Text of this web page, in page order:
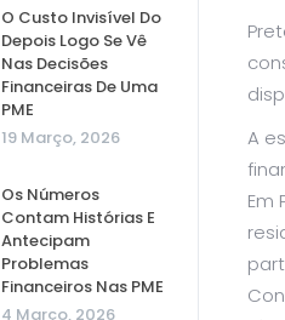
O Custo Invisível Do
Depois Logo Se Vê
Nas Decisões
Financeiras De Uma
PME
19 Março, 2026
Os Números
Contam Histórias E
Antecipam
Problemas
Financeiros Nas PME
4 Março, 2026
A
Em